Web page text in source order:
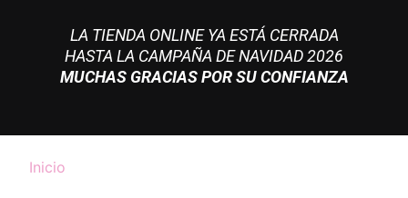
LA TIENDA ONLINE YA ESTÁ CERRADA
HASTA LA CAMPAÑA DE NAVIDAD 2026
MUCHAS GRACIAS POR SU CONFIANZA
Inicio